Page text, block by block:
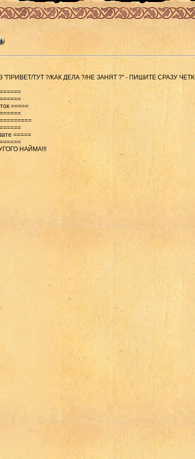
ТУТ ?/КАК ДЕЛА ?/НЕ ЗАНЯТ ?" - ПИШИТЕ СРАЗУ
=====
=====
НАЙМА!!!